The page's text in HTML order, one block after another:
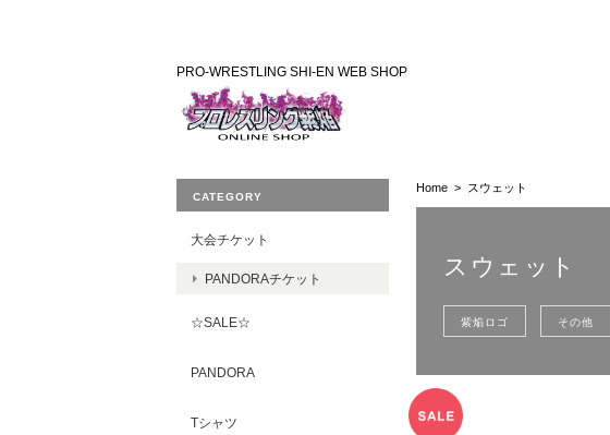
PRO-WRESTLING SHI-EN WEB SHOP
Home スウェット
スウェット
紫焔ロゴ その他
CATEGORY
大会チケット
PANDORAチケット
☆SALE☆
PANDORA
Tシャツ